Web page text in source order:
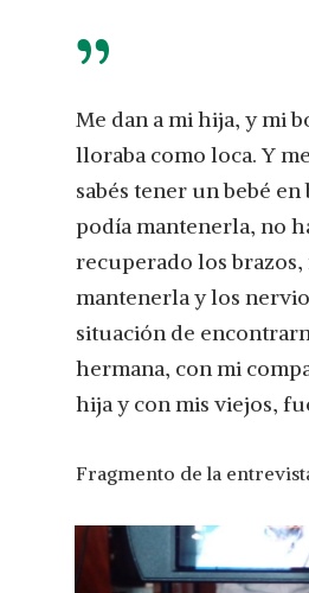
”
Me dan a mi hija, y mi
lloraba como loca. Y
sabés tener un bebé en
podía mantenerla, no
recuperado los
mantenerla y los
situación de
hermana, con mi
hija y con mis viejos,
Fragmento de la